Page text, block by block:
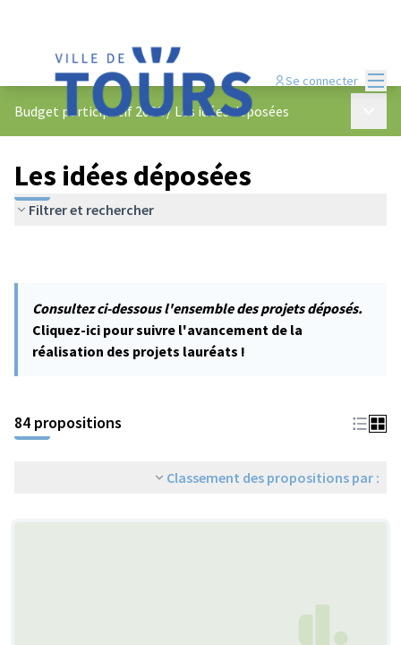
Se connecter
Budget participatif 2022/ Les idées déposées
Les idées déposées
Filtrer et rechercher
Consultez ci-dessous l'ensemble des projets déposés.
Cliquez-ici pour suivre l'avancement de la
réalisation des projets lauréats !
84 propositions
Classement des propositions par :